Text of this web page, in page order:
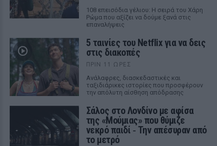
108 επεισόδια γέλιου: Η σειρά του Χάρη
Ρώμα που αξίζει να δούμε ξανά στις
επαναλήψεις
5 ταινίες του Netflix για να δεις
στις διακοπές
ΠΡΙΝ 11 ΏΡΕΣ
Aνάλαφρες, διασκεδαστικές και
ταξιδιάρικες ιστορίες που προσφέρουν
την απόλυτη αίσθηση απόδρασης
Σάλος στο Λονδίνο με αφίσα
της «Μούμιας» που θύμιζε
νεκρό παιδί ‑ Την απέσυραν από
το μετρό